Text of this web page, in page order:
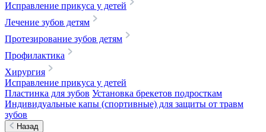
Исправление прикуса у детей
Лечение зубов детям
Протезирование зубов детям
Профилактика
Хирургия
Исправление прикуса у детей
Пластинка для зубов Установка брекетов подросткам
Индивидуальные капы (спортивные) для защиты от травм
зубов
Назад